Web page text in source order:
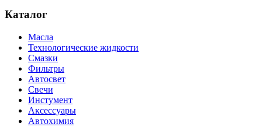
Каталог
Масла
Технологические жидкости
Смазки
Фильтры
Автосвет
Свечи
Инстумент
Аксессуары
Автохимия